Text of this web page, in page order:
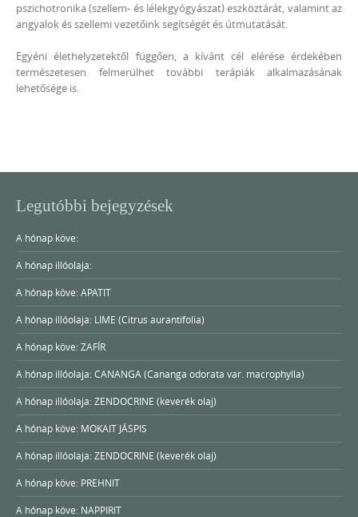
pszichotronika (szellem- és lélekgyógyászat) eszköztárát, valamint az
angyalok és szellemi vezetőink segítségét és útmutatását.
Egyéni élethelyzetektől függően, a kívánt cél elérése érdekében
természetesen felmerülhet további terápiák alkalmazásának
lehetősége is.
Legutóbbi bejegyzések
A hónap köve:
A hónap illóolaja:
A hónap köve: APATIT
A hónap illóolaja: LIME (Citrus aurantifolia)
A hónap köve: ZAFÍR
A hónap illóolaja: CANANGA (Cananga odorata var. macrophylla)
A hónap illóolaja: ZENDOCRINE (keverék olaj)
A hónap köve: MOKAIT JÁSPIS
A hónap illóolaja: ZENDOCRINE (keverék olaj)
A hónap köve: PREHNIT
A hónap köve: NAPPIRIT